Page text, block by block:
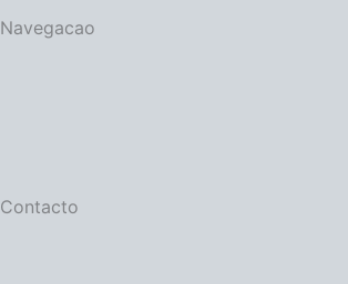
Navegacao
Contacto